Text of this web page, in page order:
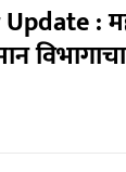
: